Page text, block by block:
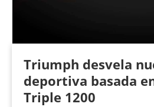
Triumph desvela
deportiva basada
Triple 1200